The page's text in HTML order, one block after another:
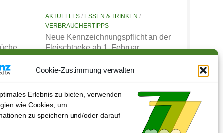
Cookie-Zustimmung verwalten
Erlebnis zu bieten, verwenden
wie Cookies, um
zu speichern und/oder darauf
AKTUELLES / ESSEN & TRINKEN /
VERBRAUCHERTIPPS
Neue Kennzeichnungspflicht an der
Fleischtheke ab 1. Februar